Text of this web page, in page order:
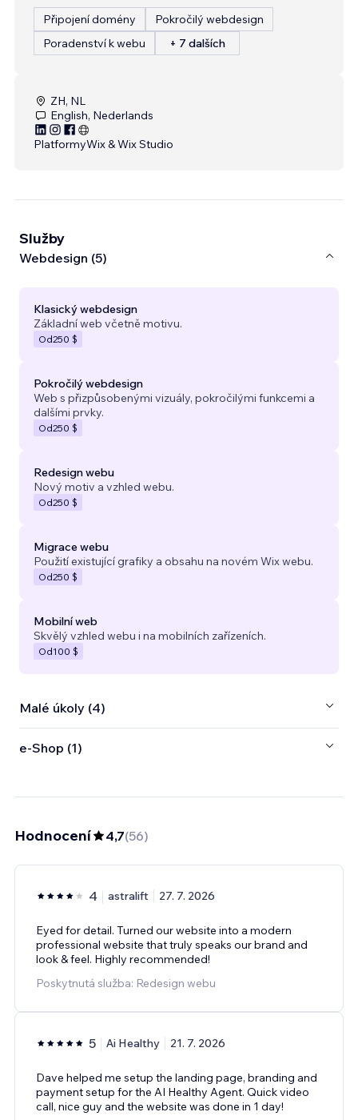
Připojení domény
Pokročilý webdesign
Poradenství k webu
+ 7 dalších
ZH, NL
English, Nederlands
PlatformyWix & Wix Studio
Služby
Webdesign (5)
Klasický webdesign
Základní web včetně motivu.
Od250 $
Pokročilý webdesign
Web s přizpůsobenými vizuály, pokročilými funkcemi a
dalšími prvky.
Od250 $
Redesign webu
Nový motiv a vzhled webu.
Od250 $
Migrace webu
Použití existující grafiky a obsahu na novém Wix webu.
Od250 $
Mobilní web
Skvělý vzhled webu i na mobilních zařízeních.
Od100 $
Malé úkoly (4)
e‑Shop (1)
Hodnocení 4,7(56)
4 astralift 27. 7. 2026
Eyed for detail. Turned our website into a modern
professional website that truly speaks our brand and
look & feel. Highly recommended!
Poskytnutá služba: Redesign webu
5 Ai Healthy 21. 7. 2026
Dave helped me setup the landing page, branding and
payment setup for the AI Healthy Agent. Quick video
call, nice guy and the website was done in 1 day!